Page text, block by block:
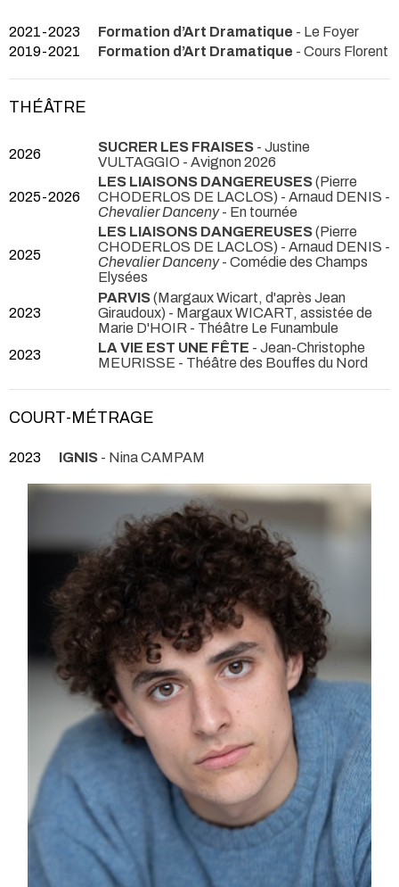
2021-2023 Formation d’Art Dramatique - Le Foyer
2019-2021
Formation d’Art Dramatique - Cours Florent
THÉÂTRE
2026 SUCRER LES FRAISES - Justine
VULTAGGIO - Avignon 2026
2025-2026
LES LIAISONS DANGEREUSES(Pierre
CHODERLOS DE LACLOS) - Arnaud DENIS -
Chevalier Danceny- En tournée
2025
LES LIAISONS DANGEREUSES(Pierre
CHODERLOS DE LACLOS) - Arnaud DENIS -
Chevalier Danceny- Comédie des Champs
Elysées
2023
PARVIS(Margaux Wicart, d'après Jean
Giraudoux) - Margaux WICART, assistée de
Marie D'HOIR - Théâtre Le Funambule
2023
LA VIE EST UNE FÊTE - Jean-Christophe
MEURISSE - Théâtre des Bouffes du Nord
COURT-MÉTRAGE
2023 IGNIS - Nina CAMPAM